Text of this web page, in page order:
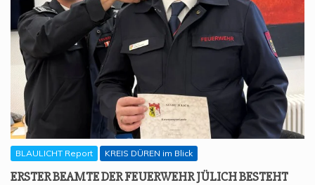
BLAULICHT Report KREIS DÜREN im Blick
ERS­TER BEAM­TE DER FEU­ER­WEHR JÜLICH BESTEHT